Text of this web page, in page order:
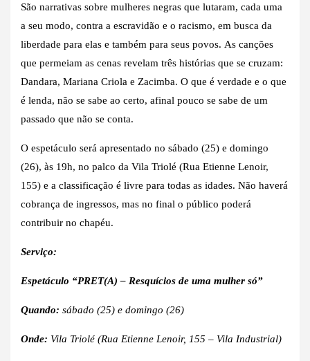
São narrativas sobre mulheres negras que lutaram, cada uma
a seu modo, contra a escravidão e o racismo, em busca da
liberdade para elas e também para seus povos. As canções
que permeiam as cenas revelam três histórias que se cruzam:
Dandara, Mariana Criola e Zacimba. O que é verdade e o que
é lenda, não se sabe ao certo, afinal pouco se sabe de um
passado que não se conta.
O espetáculo será apresentado no sábado (25) e domingo
(26), às 19h, no palco da Vila Triolé (Rua Etienne Lenoir,
155) e a classificação é livre para todas as idades. Não haverá
cobrança de ingressos, mas no final o público poderá
contribuir no chapéu.
Serviço:
Espetáculo “PRET(A) – Resquícios de uma mulher só”
Quando: sábado (25) e domingo (26)
Onde: Vila Triolé (Rua Etienne Lenoir, 155 – Vila Industrial)